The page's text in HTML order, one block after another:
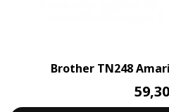
Brother TN248